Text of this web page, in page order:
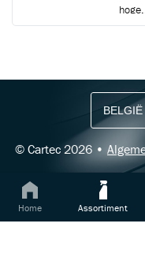
Home Assortiment
hoge...
© Cartec 2026 •
aanbiedingen